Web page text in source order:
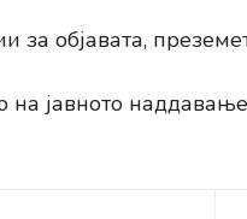
објавата,
на јавното